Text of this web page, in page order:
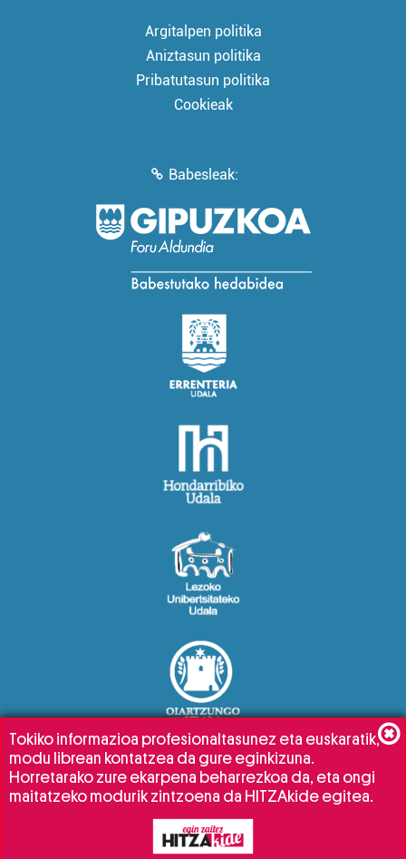
Argitalpen politika
Aniztasun politika
Pribatutasun politika
Cookieak
Babesleak:
Tokiko informazioa profesionaltasunez eta euskaratik,
modu librean kontatzea da gure eginkizuna.
Horretarako zure ekarpena beharrezkoa da, eta ongi
maitatzeko modurik zintzoena da HITZAkide egitea.